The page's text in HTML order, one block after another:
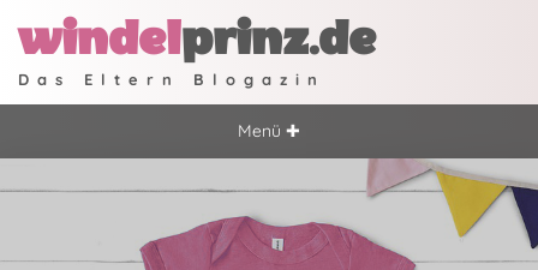
windelprinz.de
Das Eltern Blogazin
Menü ✚